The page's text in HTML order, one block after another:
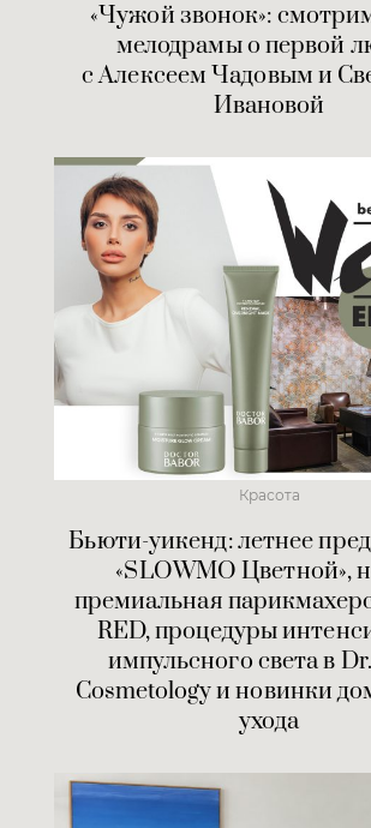
«Чужой звонок»:
мелодрамы о первой
с Алексеем Чадовым и
Ивановой
Красота
Бьюти-уикенд: летнее
«SLOWMO Цветной»,
премиальная
RED, процедуры
импульсного света в
Cosmetology и новинки
ухода